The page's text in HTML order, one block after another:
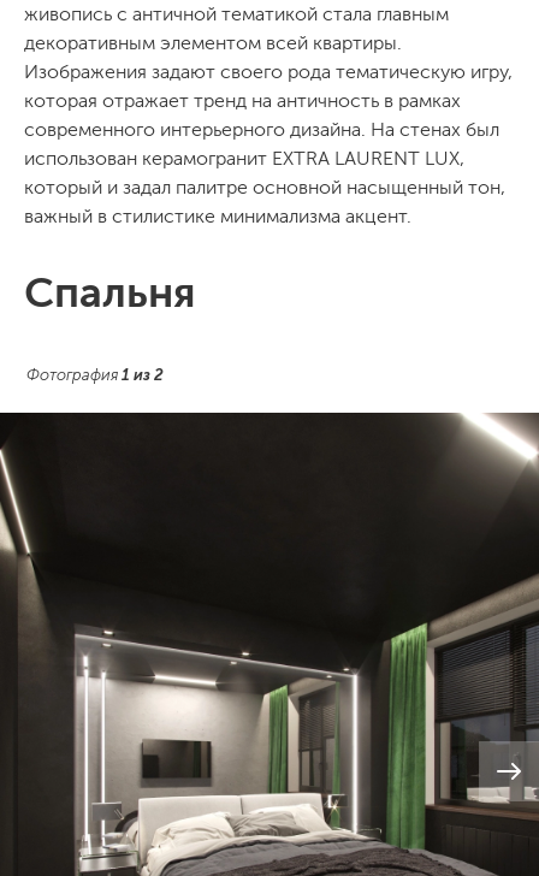
живопись с античной тематикой стала главным
декоративным элементом всей квартиры.
Изображения задают своего рода тематическую игру,
которая отражает тренд на античность в рамках
современного интерьерного дизайна. На стенах был
использован керамогранит EXTRA LAURENT LUX,
который и задал палитре основной насыщенный тон,
важный в стилистике минимализма акцент.
Спальня
Фотография 1 из 2